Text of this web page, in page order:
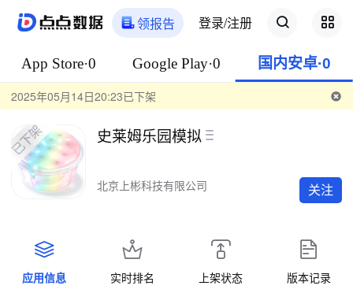
领报告 登录/注册
App Store·0 Google Play·0 国内安卓·0
2025年05月14日20:23已下架
史莱姆乐园模拟
北京上彬科技有限公司 关注
应用信息 实时排名 上架状态 版本记录